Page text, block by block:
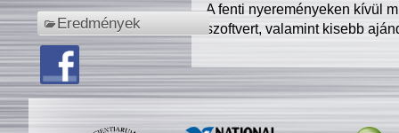
Eredmények
A fenti nyereményeken kívül
szoftvert, valamint kisebb